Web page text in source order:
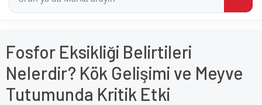
Fosfor Eksikliği Belirtileri
Nelerdir? Kök Gelişimi ve Meyve
Tutumunda Kritik Etki